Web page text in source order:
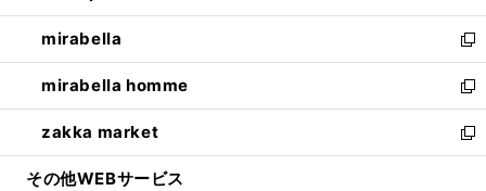
開
く
ウ
で
開
く
ン
ド
ウ
で
開
く
ウ
ィ
ン
ド
ウ
で
開
し
い
ウ
ィ
ン
ド
ウ
mirabella
新
し
い
ウ
ィ
ン
mirabella homme
新
し
い
ウ
zakka market
新
し
その他WEBサービス